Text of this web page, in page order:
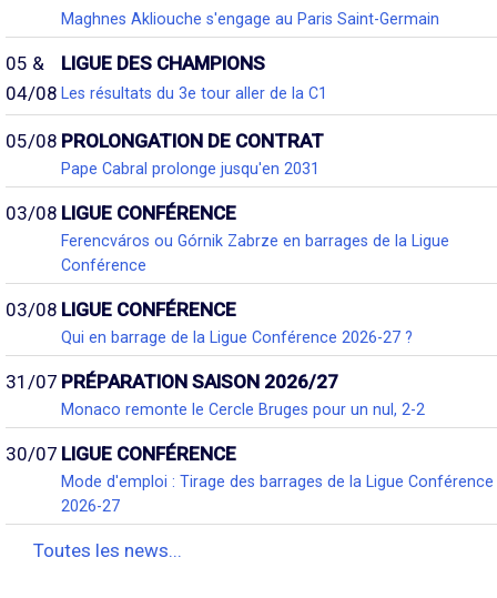
Maghnes Akliouche s'engage au Paris Saint-Germain
05 &
04/08
LIGUE DES CHAMPIONS
Les résultats du 3e tour aller de la C1
05/08 PROLONGATION DE CONTRAT
Pape Cabral prolonge jusqu'en 2031
03/08 LIGUE CONFÉRENCE
Ferencváros ou Górnik Zabrze en barrages de la Ligue
Conférence
03/08 LIGUE CONFÉRENCE
Qui en barrage de la Ligue Conférence 2026-27 ?
31/07 PRÉPARATION SAISON 2026/27
Monaco remonte le Cercle Bruges pour un nul, 2-2
30/07 LIGUE CONFÉRENCE
Mode d'emploi : Tirage des barrages de la Ligue Conférence
2026-27
Toutes les news...